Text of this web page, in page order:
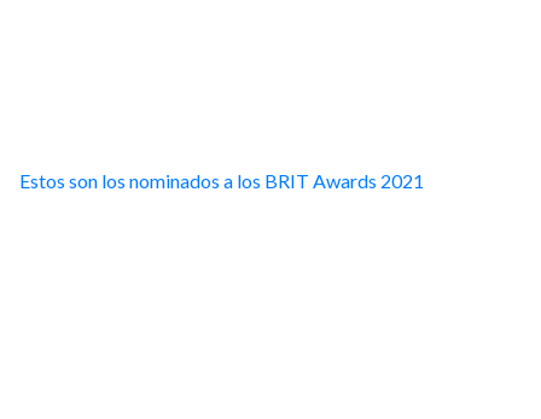
Estos son los nominados a los BRIT Awards 2021